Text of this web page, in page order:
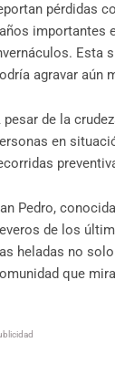
pérdidas
importantes
Esta
agravar aún
pesar de la
en
Pedro,
de los
heladas no
que